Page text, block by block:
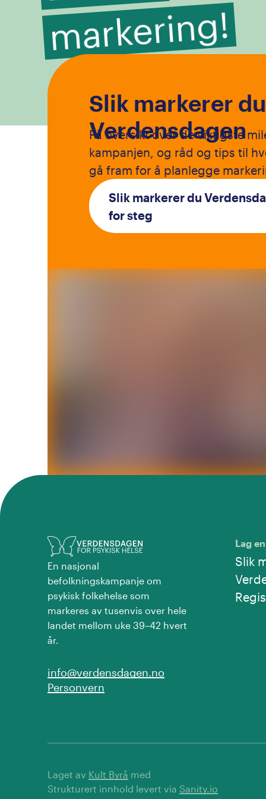
g!
Slik markerer du
Verdensdagen
Få oversikt over de viktigste
kampanjen, og råd og tips til
gå fram for å planlegge
Slik markerer du
for steg
En nasjonal
befolkningskampanje om
psykisk folkehelse som
markeres av tusenvis over hele
landet mellom uke 39–42 hvert
år.
info@verdensdagen.no
Personvern
Lag
Slik
Laget av Kult Byrå med
Strukturert innhold levert via Sanity.io